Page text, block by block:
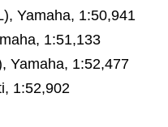
Yamaha, 1:50,941
1:51,133
Yamaha, 1:52,477
1:52,902